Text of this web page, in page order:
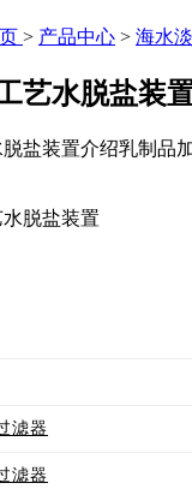
> 产品中心 > 海水
艺水脱盐装
盐装置介绍乳制品
滤器
滤器